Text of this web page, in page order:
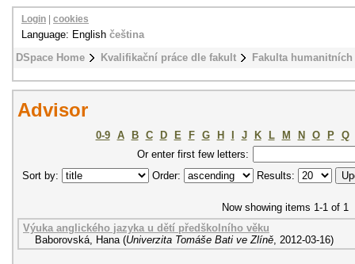
DSpace Home Kvalifikační práce dle fakult Fakulta
Login cookies
Language: English čeština
Advisor
0-9 A B C D E F G H J K L M N O P
Q
Or enter first few letters:
Sort by:
Order: Results:
Now showing items 1-1 of 1
Výuka anglického jazyka u dětí předškolního věku
Baborovská, Hana (Univerzita Tomáše Bati ve Zlíně, 2012-03-16)